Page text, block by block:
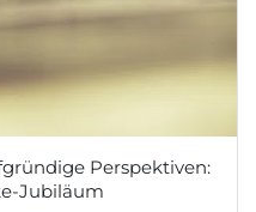
Perspektiven:
Jubiläum